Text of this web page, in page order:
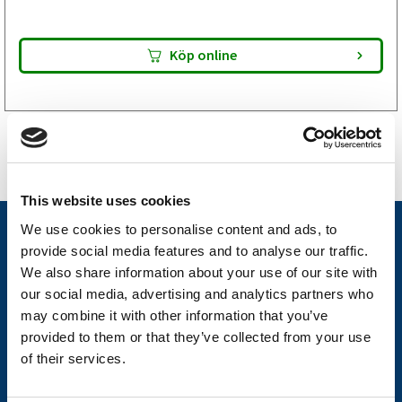
This website uses cookies
We use cookies to personalise content and ads, to
provide social media features and to analyse our traffic.
We also share information about your use of our site with
our social media, advertising and analytics partners who
may combine it with other information that you’ve
provided to them or that they’ve collected from your use
of their services.
Köp online
Nyheter
Släpvagnsfabrikat
Släpvagnsservice
Våra produkter